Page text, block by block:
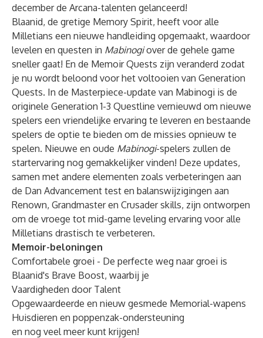
december de Arcana-talenten gelanceerd!
Blaanid, de gretige Memory Spirit, heeft voor alle
Milletians een nieuwe handleiding opgemaakt, waardoor
levelen en questen in Mabinogiover de gehele game
sneller gaat! En de Memoir Quests zijn veranderd zodat
je nu wordt beloond voor het voltooien van Generation
Quests. In de Masterpiece-update van Mabinogi is de
originele Generation 1-3 Questline vernieuwd om nieuwe
spelers een vriendelijke ervaring te leveren en bestaande
spelers de optie te bieden om de missies opnieuw te
spelen. Nieuwe en oude Mabinogi-spelers zullen de
startervaring nog gemakkelijker vinden! Deze updates,
samen met andere elementen zoals verbeteringen aan
de Dan Advancement test en balanswijzigingen aan
Renown, Grandmaster en Crusader skills, zijn ontworpen
om de vroege tot mid-game leveling ervaring voor alle
Milletians drastisch te verbeteren.
Memoir-beloningen
Comfortabele groei - De perfecte weg naar groei is
Blaanid's Brave Boost, waarbij je
Vaardigheden door Talent
Opgewaardeerde en nieuw gesmede Memorial-wapens
Huisdieren en poppenzak-ondersteuning
en nog veel meer kunt krijgen!